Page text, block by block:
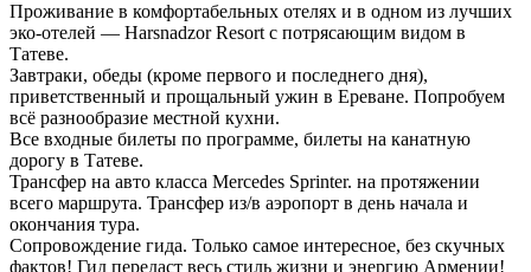
Проживание в комфортабельных отелях и в одном из лучших
эко-отелей — Harsnadzor Resort с потрясающим видом в
Татеве.
Завтраки, обеды (кроме первого и последнего дня),
приветственный и прощальный ужин в Ереване. Попробуем
всё разнообразие местной кухни.
Все входные билеты по программе, билеты на канатную
дорогу в Татеве.
Трансфер на авто класса Mercedes Sprinter. на протяжении
всего маршрута. Трансфер из/в аэропорт в день начала и
окончания тура.
Сопровождение гида. Только самое интересное, без скучных
фактов! Гид передаст весь стиль жизни и энергию Армении!